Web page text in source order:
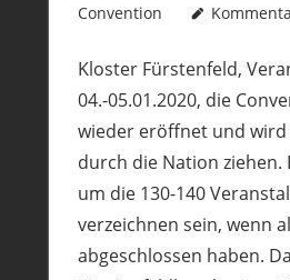
Convention
Kloster Fürstenfeld,
04.-05.01.2020, die
wieder eröffnet und wird
durch die Nation ziehen.
um die 130-140
verzeichnen sein, wenn
abgeschlossen haben.